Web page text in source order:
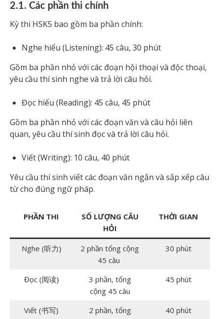
2.1. Các phần thi chính
Kỳ thi HSK5 bao gồm ba phần chính:
Nghe hiểu (Listening): 45 câu, 30 phút
Gồm ba phần nhỏ với các đoạn hội thoại và độc thoại,
yêu cầu thí sinh nghe và trả lời câu hỏi.
Đọc hiểu (Reading): 45 câu, 45 phút
Gồm ba phần nhỏ với các đoạn văn và câu hỏi liên
quan, yêu cầu thí sinh đọc và trả lời câu hỏi.
Viết (Writing): 10 câu, 40 phút
Yêu cầu thí sinh viết các đoạn văn ngắn và sắp xếp câu
từ cho đúng ngữ pháp.
PHẦN THI
SỐ LƯỢNG CÂU
HỎI
THỜI GIAN
Nghe (听力)
2 phần tổng cộng
45 câu
30 phút
Đọc (阅读)
3 phần, tổng
cộng 45 câu
45 phút
Viết (书写)
2 phần, tổng
40 phút